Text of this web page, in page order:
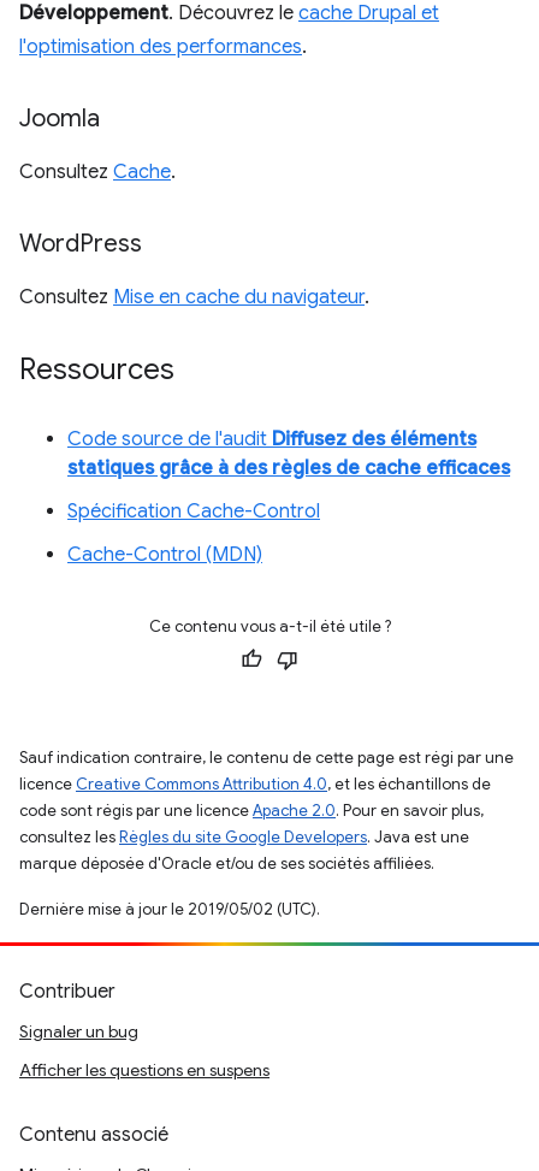
Développement. Découvrez le cache Drupal et
l'optimisation des performances.
Joomla
Consultez Cache.
WordPress
Consultez Mise en cache du navigateur.
Ressources
Code source de l'audit Diffusez des éléments
statiques grâce à des règles de cache efficaces
Spécification Cache-Control
Cache-Control (MDN)
Ce contenu vous a-t-il été utile ?
Sauf indication contraire, le contenu de cette page est régi par une
licence Creative Commons Attribution 4.0, et les échantillons de
code sont régis par une licenceApache 2.0. Pour en savoir plus,
consultez lesRègles du site Google Developers. Java est une
marque déposée d'Oracle et/ou de ses sociétés affiliées.
Dernière mise à jour le 2019/05/02 (UTC).
Contribuer
Signaler un bug
Afficher les questions en suspens
Contenu associé